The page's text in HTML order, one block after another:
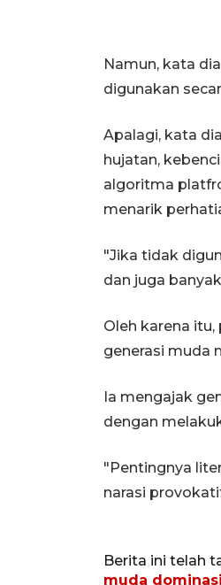
Namun, kata
digunakan
Apalagi, kata
hujatan,
algoritma
menarik
"Jika tidak
dan juga
Oleh karena
generasi muda
Ia mengajak
dengan
"Pentingnya
narasi
Berita ini telah
muda